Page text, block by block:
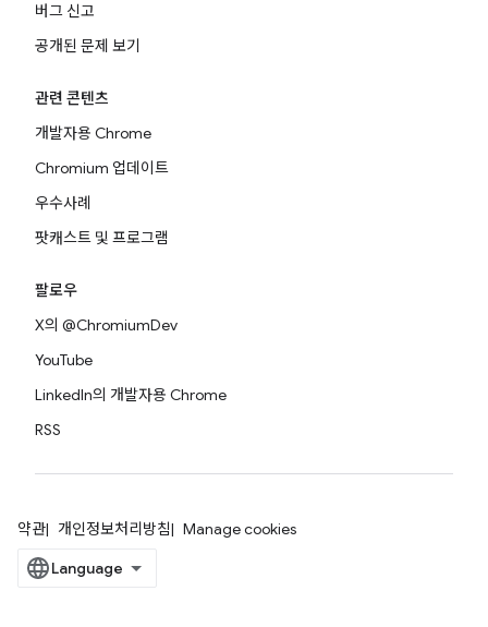
버그 신고
공개된 문제 보기
관련 콘텐츠
개발자용 Chrome
Chromium 업데이트
우수사례
팟캐스트 및 프로그램
팔로우
X의 @ChromiumDev
YouTube
LinkedIn의 개발자용 Chrome
RSS
약관 개인정보처리방침 Manage cookies